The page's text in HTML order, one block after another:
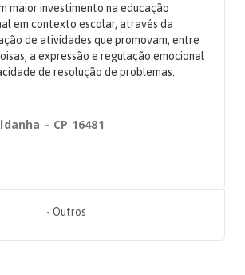
maior investimento na educação
em contexto escolar, através da
de atividades que promovam, entre
a expressão e regulação emocional
de resolução de problemas.
– CP 16481
- Outros